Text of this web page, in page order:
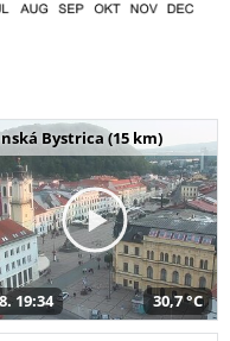
Bystrica (15 km)
19:34 30,7 °C